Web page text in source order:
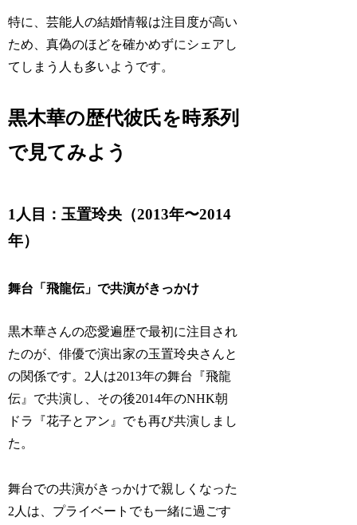
特に、芸能人の結婚情報は注目度が高い
ため、真偽のほどを確かめずにシェアし
てしまう人も多いようです。
黒木華の歴代彼氏を時系列
で見てみよう
1人目：玉置玲央（2013年〜2014
年）
舞台「飛龍伝」で共演がきっかけ
黒木華さんの恋愛遍歴で最初に注目され
たのが、俳優で演出家の玉置玲央さんと
の関係です。2人は2013年の舞台『飛龍
伝』で共演し、その後2014年のNHK朝
ドラ『花子とアン』でも再び共演しまし
た。
舞台での共演がきっかけで親しくなった
2人は、プライベートでも一緒に過ごす